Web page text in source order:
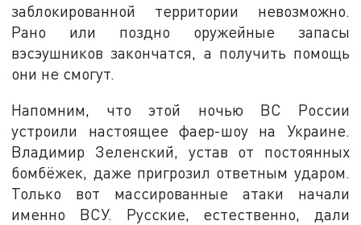
заблокированной территории невозможно.
Рано или поздно оружейные запасы
вэсэушников закончатся, а получить помощь
они не смогут.
Напомним, что этой ночью ВС России
устроили настоящее фаер-шоу на Украине.
Владимир Зеленский, устав от постоянных
бомбёжек, даже пригрозил ответным ударом.
Только вот массированные атаки начали
именно ВСУ. Русские, естественно, дали